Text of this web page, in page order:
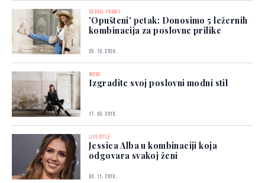
CASUAL FRIDAY
'Opušteni' petak: Donosimo 5 ležernih
kombinacija za poslovne prilike
25. 10. 2024.
MODA
Izgradite svoj poslovni modni stil
17. 03. 2019.
LIFESTYLE
Jessica Alba u kombinaciji koja
odgovara svakoj ženi
03. 11. 2018.